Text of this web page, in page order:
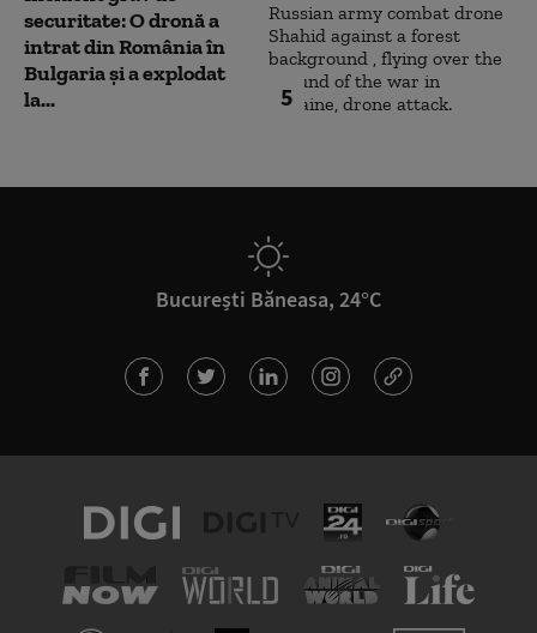
5
securitate: O dronă a
intrat din România în
Bulgaria şi a explodat
la...
București Băneasa, 24°C